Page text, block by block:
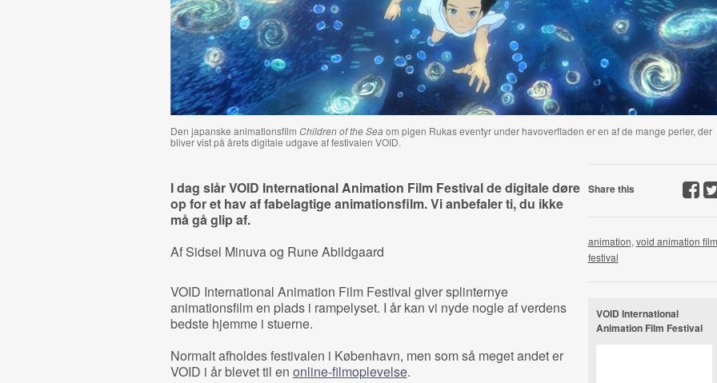
Den japanske animationsfilm Children of the Sea om pigen Rukas eventyr under havoverfladen er en af de mange perler, der
bliver vist på årets digitale udgave af festivalen VOID.
I dag slår VOID International Animation Film Festival de digitale døre
op for et hav af fabelagtige animationsfilm. Vi anbefaler ti, du ikke
må gå glip af.
Af Sidsel Minuva og Rune Abildgaard
VOID International Animation Film Festival giver splinternye
animationsfilm en plads i rampelyset. I år kan vi nyde nogle af verdens
bedste hjemme i stuerne.
Normalt afholdes festivalen i København, men som så meget andet er
VOID i år blevet til en online-filmoplevelse.
Share this
animation, void animation film
festival
VOID International
Animation Film Festival